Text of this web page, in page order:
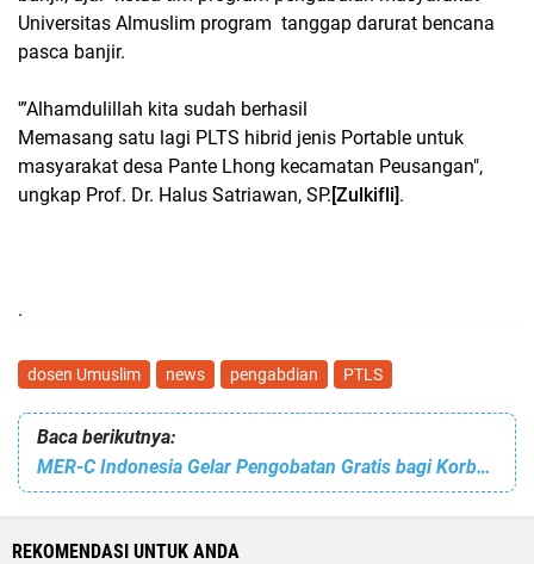
Universitas Almuslim program tanggap darurat bencana
pasca banjir.
'”Alhamdulillah kita sudah berhasil
Memasang satu lagi PLTS hibrid jenis Portable untuk
masyarakat desa Pante Lhong kecamatan Peusangan",
ungkap Prof. Dr. Halus Satriawan, SP. [Zulkifli].
.
dosen Umuslim news pengabdian PTLS
Baca berikutnya:
MER-C Indonesia Gelar Pengobatan Gratis bagi Korban Bencana Hidrometeorologi di Jangka
REKOMENDASI UNTUK ANDA